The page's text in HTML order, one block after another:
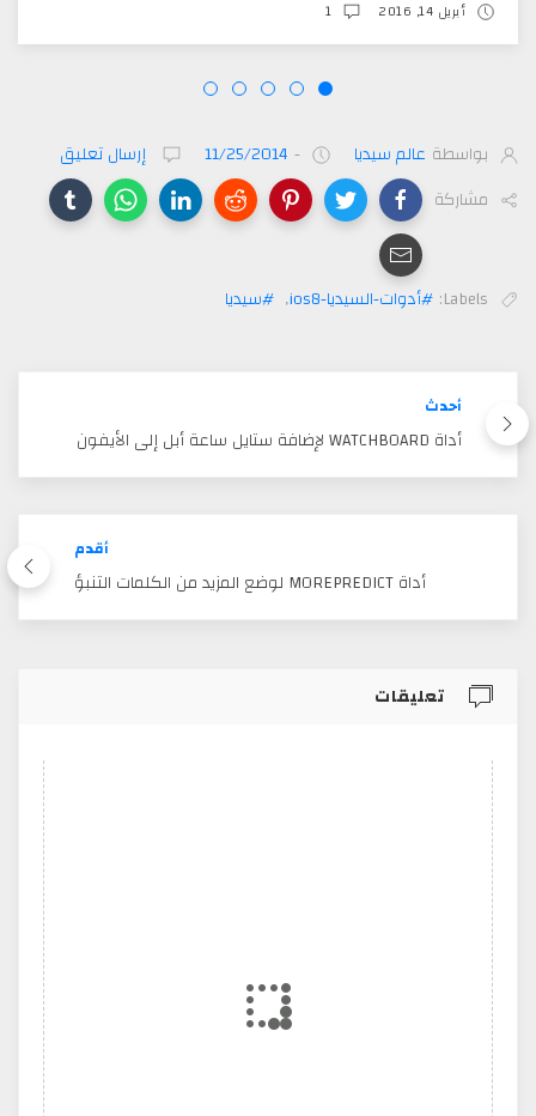
أبريل 14, 2016 1
بواسطة عالم سيديا -
11/25/2014
إرسال تعليق
مشاركة
Labels: #أدوات-السيديا-ios8 , #سيديا
أحدث
أداة WATCHBOARD لإضافة ستايل ساعة أبل إلى الأيفون
أقدم
أداة MOREPREDICT لوضع المزيد من الكلمات التنبؤ
تعليقات